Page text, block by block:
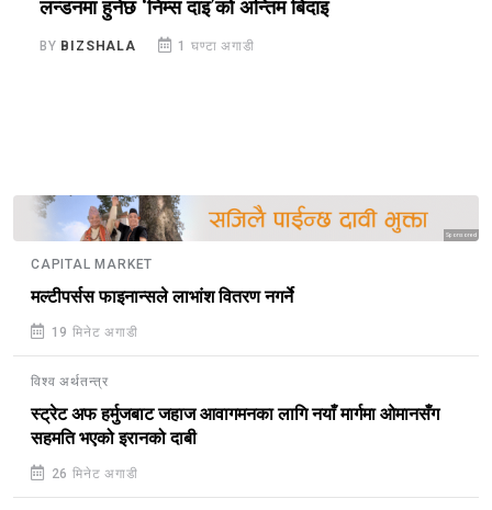
लन्डनमा हुनेछ ‘निम्स दाइ’को अन्तिम बिदाइ
BY BIZSHALA 1 घण्टा अगाडी
Sponsored
CAPITAL MARKET
मल्टीपर्सस फाइनान्सले लाभांश वितरण नगर्ने
19 मिनेट अगाडी
विश्व अर्थतन्त्र
स्ट्रेट अफ हर्मुजबाट जहाज आवागमनका लागि नयाँ मार्गमा ओमानसँग
सहमति भएको इरानको दाबी
26 मिनेट अगाडी